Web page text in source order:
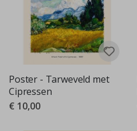
Poster - Tarweveld met
Cipressen
€ 10,00